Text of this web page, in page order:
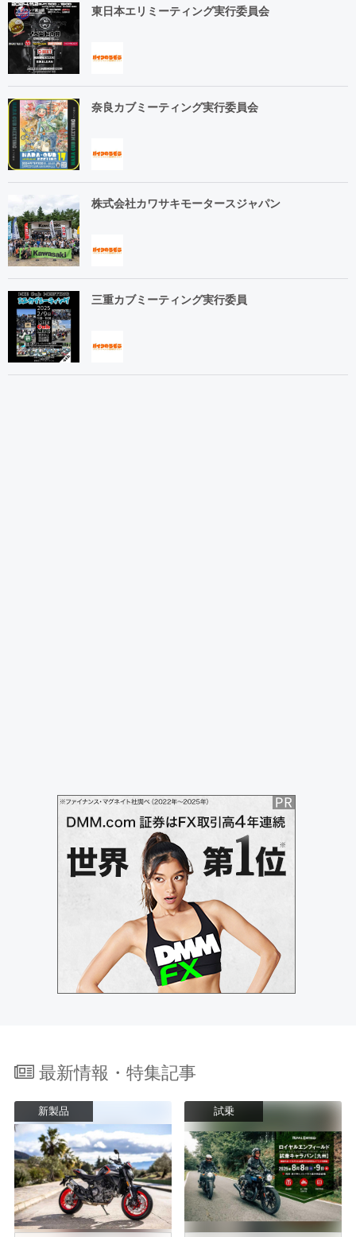
東日本エリミーティング実行委員会
奈良カブミーティング実行委員会
株式会社カワサキモータースジャパン
三重カブミーティング実行委員
最新情報・特集記事
新製品 試乗